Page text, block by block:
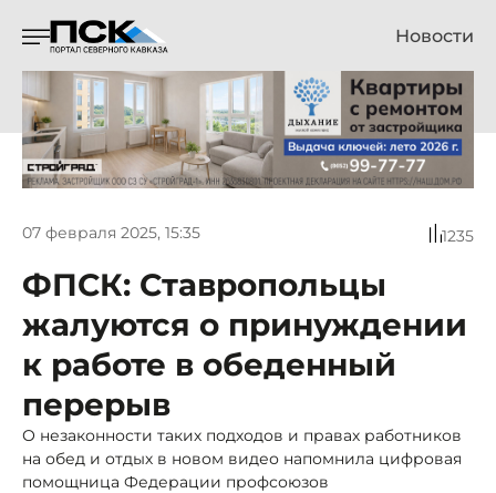
Новости
07 февраля 2025, 15:35 1235
ФПСК: Ставропольцы
жалуются о принуждении
к работе в обеденный
перерыв
О незаконности таких подходов и правах работников
на обед и отдых в новом видео напомнила цифровая
помощница Федерации профсоюзов